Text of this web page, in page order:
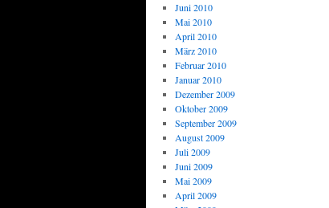
Juni 2010
Mai 2010
April 2010
März 2010
Februar 2010
Januar 2010
Dezember 2009
Oktober 2009
September 2009
August 2009
Juli 2009
Juni 2009
Mai 2009
April 2009